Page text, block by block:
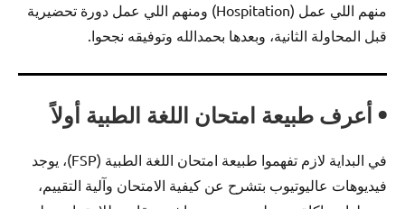
منهم اللي عمل (Hospitation) ومنهم اللي عمل دورة تحضيرية
قبل المحاولة الثانية، وبعدها بحمدالله وتوفيقه نجحوا.
• أعرف طبيعة امتحان اللغة الطبية أولاً
في البداية لازم تفهموا طبيعة امتحان اللغة الطبية (FSP)، يوجد
فيديوهات عاليوتيوب بتشرح عن كيفية الامتحان وآلية التقييم،